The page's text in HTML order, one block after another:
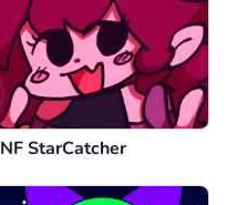
StarCatcher